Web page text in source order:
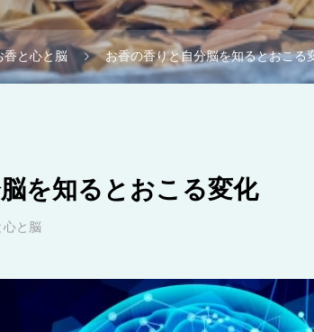
香と心と脳 お香の香りと自分脳を知るとおこる
を知るとおこる変化
心と脳